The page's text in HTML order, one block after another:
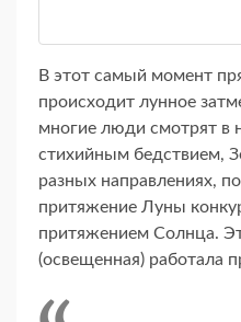
В этот самый момент
происходит лунное
многие люди смотрят в
стихийным бедствием,
разных направлениях,
притяжение Луны
притяжением Солнца.
(освещенная) работала